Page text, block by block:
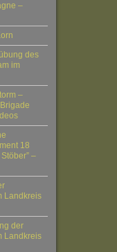
–
des
im
–
18
–
Landkreis
der
Landkreis